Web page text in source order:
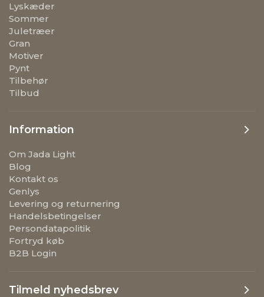
Lyskæder
Sommer
Juletræer
Gran
Motiver
Pynt
Tilbehør
Tilbud
Information
Om Jada Light
Blog
Kontakt os
Genlys
Levering og returnering
Handelsbetingelser
Persondatapolitik
Fortryd køb
B2B Login
Tilmeld nyhedsbrev